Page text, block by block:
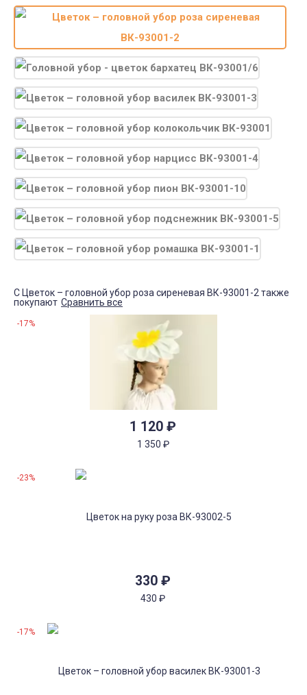
С Цветок – головной убор роза сиреневая ВК-93001-2 также
покупают Сравнить все
1 120 ₽
1 350 ₽
-17%
330 ₽
430 ₽
-23%
-17%